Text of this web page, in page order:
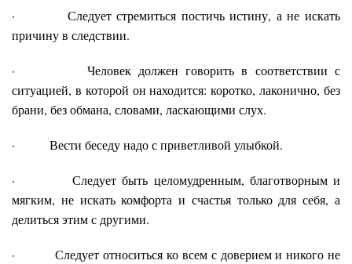
· Следует стремиться постичь истину, а не искать
причину в следствии.
· Человек должен говорить в соответствии с
ситуацией, в которой он находится: коротко, лаконично, без
брани, без обмана, словами, ласкающими слух.
· Вести беседу надо с приветливой улыбкой.
· Следует быть целомудренным, благотворным и
мягким, не искать комфорта и счастья только для себя, а
делиться этим с другими.
· Следует относиться ко всем с доверием и никого не